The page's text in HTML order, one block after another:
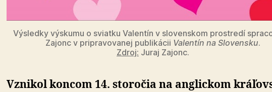
Výsledky výskumu o sviatku Valentín v slovenskom prostredí
Zajonc v pripravovanej publikácii Valentín na Slovensku.
Zdroj: Juraj Zajonc.
Vznikol koncom 14. storočia na anglickom